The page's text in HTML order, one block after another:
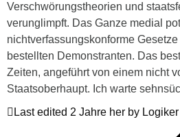
Verschwörungstheorien und
verunglimpft. Das Ganze medial
nichtverfassungskonforme
bestellten Demonstranten. Das
Zeiten, angeführt von einem nicht
Staatsoberhaupt. Ich warte
Last edited 2 Jahre her by Logiker